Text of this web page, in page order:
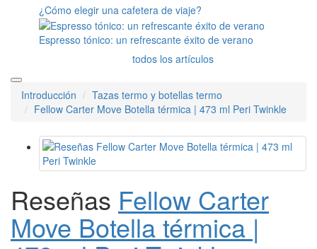
¿Cómo elegir una cafetera de viaje?
Espresso tónico: un refrescante éxito de verano
todos los artículos
Introducción
Tazas termo y botellas termo
Fellow Carter Move Botella térmica | 473 ml Peri Twinkle
Reseñas Fellow Carter
Move Botella térmica |